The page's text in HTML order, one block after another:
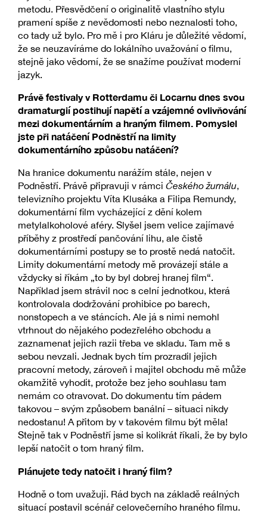
metodu. Přesvědčení o originalitě vlastního stylu
pramení spíše z nevědomosti nebo neznalosti toho,
co tady už bylo. Pro mě i pro Kláru je důležité vědomí,
že se neuzavíráme do lokálního uvažování o filmu,
stejně jako vědomí, že se snažíme používat moderní
jazyk.
Právě festivaly v Rotterdamu či Locarnu dnes svou
dramaturgií postihují napětí a vzájemné ovlivňování
mezi dokumentárním a hraným filmem. Pomyslel
jste při natáčení Podněstří na limity
dokumentárního způsobu natáčení?
Na hranice dokumentu narážím stále, nejen v
Podněstří. Právě připravuji v rámci Českého žurnálu,
televizního projektu Víta Klusáka a Filipa Remundy,
dokumentární film vycházející z dění kolem
metylalkoholové aféry. Slyšel jsem velice zajímavé
příběhy z prostředí pančování lihu, ale čistě
dokumentárními postupy se to prostě nedá natočit.
Limity dokumentární metody mě provázejí stále a
vždycky si říkám „to by byl dobrej hranej film“.
Například jsem strávil noc s celní jednotkou, která
kontrolovala dodržování prohibice po barech,
nonstopech a ve stáncích. Ale já s nimi nemohl
vtrhnout do nějakého podezřelého obchodu a
zaznamenat jejich razii třeba ve skladu. Tam mě s
sebou nevzali. Jednak bych tím prozradil jejich
pracovní metody, zároveň i majitel obchodu mě může
okamžitě vyhodit, protože bez jeho souhlasu tam
nemám co otravovat. Do dokumentu tím pádem
takovou – svým způsobem banální – situaci nikdy
nedostanu! A přitom by v takovém filmu být měla!
Stejně tak v Podněstří jsme si kolikrát říkali, že by bylo
lepší natočit o tom hraný film.
Plánujete tedy natočit i hraný film?
Hodně o tom uvažuji. Rád bych na základě reálných
situací postavil scénář celovečerního hraného filmu.